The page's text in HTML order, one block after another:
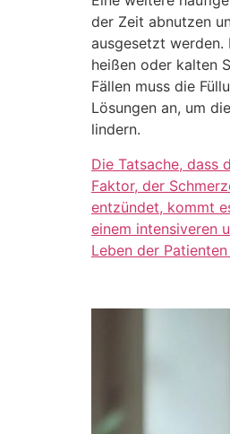
der Zeit abnutzen
ausgesetzt werden.
heißen oder kalten
Fällen muss die
Lösungen an, um
lindern.
Die Tatsache, dass
Faktor, der
entzündet, kommt
einem intensiveren
Leben der